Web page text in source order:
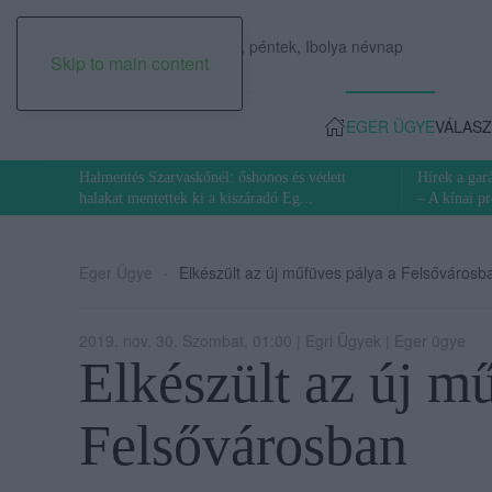
Skip to main content
2026. augusztus 07., péntek, Ibolya névnap
EGER ÜGYE
Halmentés Szarvaskőnél: őshonos és védett
halakat mentettek ki a kiszáradó Eg...
Hírek a
– A kínai
Eger Ügye Elkészült az új műfüves pálya a
2019. nov. 30. Szombat, 01:00 | Egri Ügyek | Eger ügye
Elkészült az új
Felsővárosban